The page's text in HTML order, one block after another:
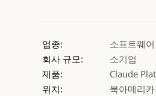
업종:
소프트웨어
회사 규모:
소기업
제품:
Claude
위치:
북아메리카